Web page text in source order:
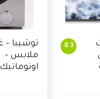
8.3
توشيبا –
ملابس –